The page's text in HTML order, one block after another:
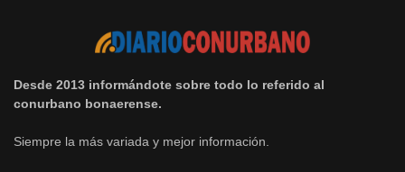
Desde 2013 informándote sobre todo lo referido al
conurbano bonaerense.
Siempre la más variada y mejor información.